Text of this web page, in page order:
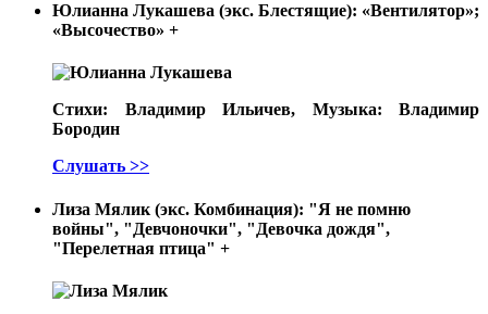
Юлианна Лукашева (экс. Блестящие): «Вентилятор»;
«Высочество» +
Стихи: Владимир Ильичев, Музыка: Владимир
Бородин
Слушать >>
Лиза Мялик (экс. Комбинация): "Я не помню
войны", "Девчоночки", "Девочка дождя",
"Перелетная птица" +